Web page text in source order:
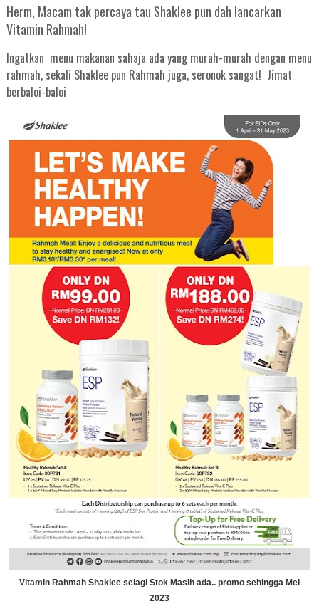
Herm, Macam tak percaya tau Shaklee pun dah lancarkan
Vitamin Rahmah!
Ingatkan menu makanan sahaja ada yang murah-murah dengan menu
rahmah, sekali Shaklee pun Rahmah juga, seronok sangat! Jimat
berbaloi-baloi
Vitamin Rahmah Shaklee selagi Stok Masih ada.. promo sehingga Mei
2023